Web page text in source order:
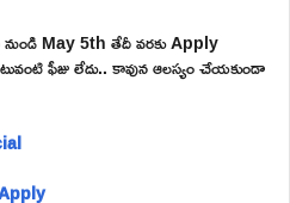
May 5th తేదీ వరకు Apply
ఫీజు లేదు.. కావున ఆలస్యం చేయకుండా